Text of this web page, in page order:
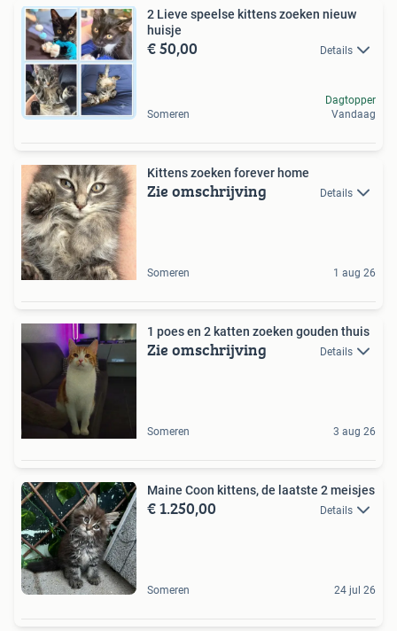
2 Lieve speelse kittens zoeken nieuw
huisje
€ 50,00 Details
Someren
Dagtopper
Vandaag
Kittens zoeken forever home
Zie omschrijving Details
Someren 1 aug 26
1 poes en 2 katten zoeken gouden thuis
Zie omschrijving Details
Someren 3 aug 26
Maine Coon kittens, de laatste 2 meisjes
€ 1.250,00 Details
Someren 24 jul 26